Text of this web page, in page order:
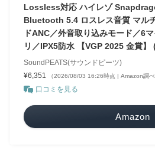
Lossless対応 ハイレゾ
Bluetooth 5.4 ロスレス音質 マル
ドANC／外音取り込みモード／6
リ／IPX5防水 【VGP 2025 金賞】
SoundPEATS(サウンドピーツ)
¥6,351
（2026/08/03 16:26時点 | Amazon調べ
口コミを見る
Amazon